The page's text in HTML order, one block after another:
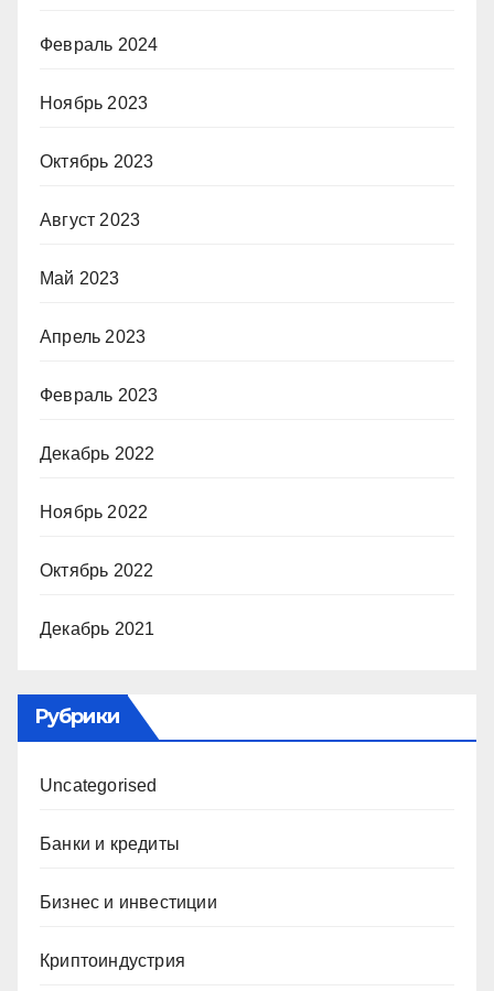
Февраль 2024
Ноябрь 2023
Октябрь 2023
Август 2023
Май 2023
Апрель 2023
Февраль 2023
Декабрь 2022
Ноябрь 2022
Октябрь 2022
Декабрь 2021
Рубрики
Uncategorised
Банки и кредиты
Бизнес и инвестиции
Криптоиндустрия